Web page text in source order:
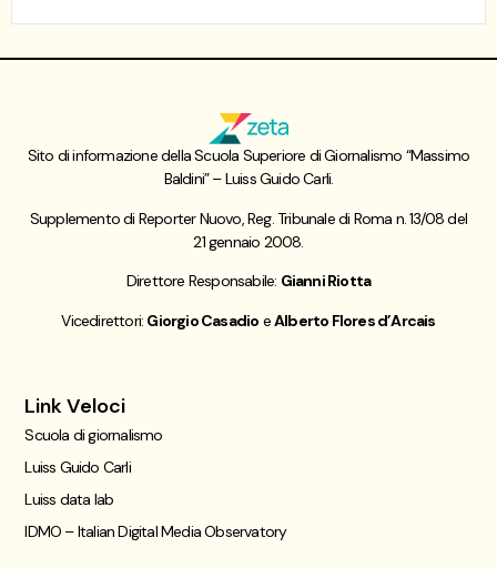
Sito di informazione della Scuola Superiore di Giornalismo “Massimo
Baldini” – Luiss Guido Carli.
Supplemento di Reporter Nuovo, Reg. Tribunale di Roma n. 13/08 del
21 gennaio 2008.
Direttore Responsabile: Gianni Riotta
Vicedirettori: Giorgio Casadio eAlberto Flores d’Arcais
Link Veloci
Scuola di giornalismo
Luiss Guido Carli
Luiss data lab
IDMO – Italian Digital Media Observatory